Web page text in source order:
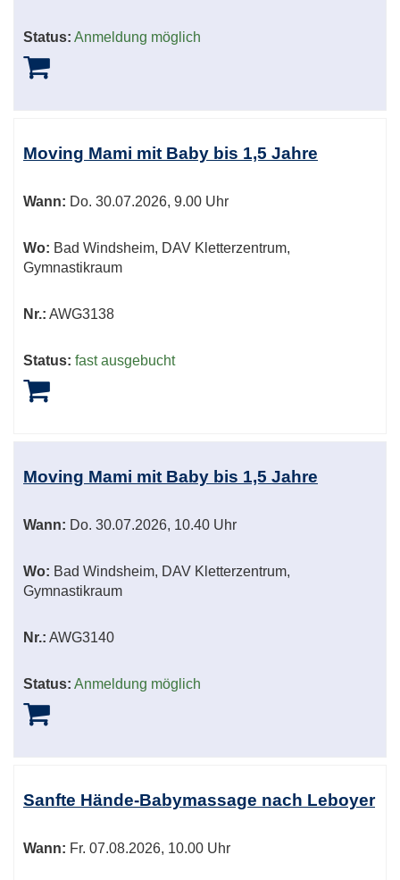
Status: Anmeldung möglich
Moving Mami mit Baby bis 1,5 Jahre
Wann: Do. 30.07.2026, 9.00 Uhr
Wo: Bad Windsheim, DAV Kletterzentrum,
Gymnastikraum
Nr.: AWG3138
Status: fast ausgebucht
Moving Mami mit Baby bis 1,5 Jahre
Wann: Do. 30.07.2026, 10.40 Uhr
Wo: Bad Windsheim, DAV Kletterzentrum,
Gymnastikraum
Nr.: AWG3140
Status: Anmeldung möglich
Sanfte Hände-Babymassage nach Leboyer
Wann: Fr. 07.08.2026, 10.00 Uhr